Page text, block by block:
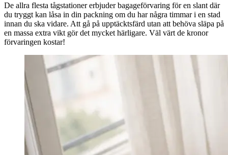
De allra flesta tågstationer erbjuder bagageförvaring för en slant där
du tryggt kan låsa in din packning om du har några timmar i en stad
innan du ska vidare. Att gå på upptäcktsfärd utan att behöva släpa på
en massa extra vikt gör det mycket härligare. Väl värt de kronor
förvaringen kostar!